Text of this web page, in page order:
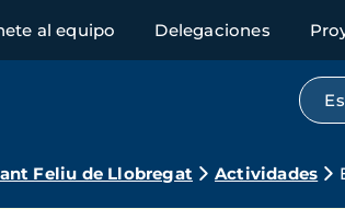
al equipo Delegaciones
Feliu de Llobregat Actividades